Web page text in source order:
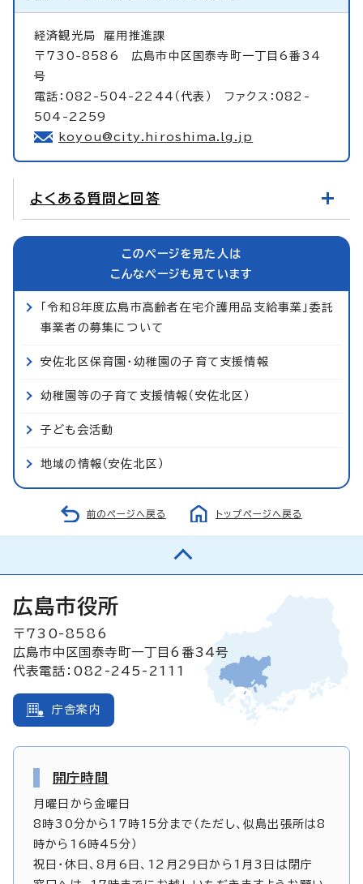
経済観光局雇用推進課
〒730-8586 広島市中区国泰寺町一丁目6番34
号
電話：082-504-2244（代表） ファクス：082-
504-2259
koyou@city.hiroshima.lg.jp
よくある質問と回答
このページを見た人は
こんなページも見ています
「令和8年度広島市高齢者在宅介護用品支給事業」委託
事業者の募集について
安佐北区保育園・幼稚園の子育て支援情報
幼稚園等の子育て支援情報（安佐北区）
子ども会活動
地域の情報（安佐北区）
前のページへ戻る トップページへ戻る
広島市役所
〒730-8586
広島市中区国泰寺町一丁目6番34号
代表電話：082-245-2111
庁舎案内
開庁時間
月曜日から金曜日
8時30分から17時15分まで（ただし、似島出張所は8
時から16時45分）
祝日・休日、8月6日、12月29日から1月3日は閉庁